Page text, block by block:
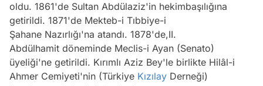
oldu. 1861'de Sultan Abdülaziz'in hekimbaşılığına
getirildi. 1871'de Mekteb-i Tıbbiye-i
Şahane Nazırlığı'na atandı. 1878'de,II.
Abdülhamit döneminde Meclis-i Ayan (Senato)
üyeliği'ne getirildi. Kırımlı Aziz Bey'le birlikte Hilâl-i
Ahmer Cemiyeti'nin (Türkiye Kızılay Derneği)